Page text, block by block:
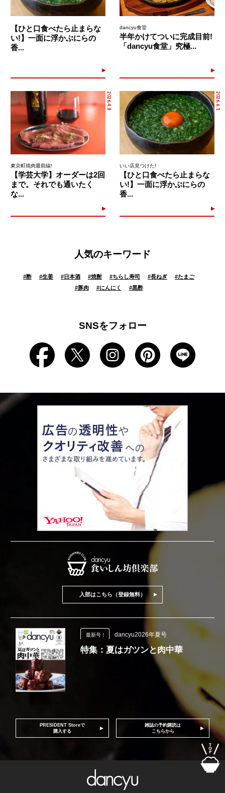
【ひと口食べたら止まらな
い!】一面に浮かぶにらの
香...
dancyu食堂
半年かけてついに完成目前!
「dancyu食堂」究極...
2026.4.8
東京町焼肉最前線!
【学芸大学】オーダーは2回
まで。それでも通いたく
な...
2026.6.1
いい店見つけた!
【ひと口食べたら止まらな
い!】一面に浮かぶにらの
香...
人気のキーワード
#酢 #生姜 # 日本酒 #焼酎 #ちらし寿司 #長ねぎ #たまご
#豚肉 #にんにく #黒酢
SNSをフォロー
入部はこちら（登録無料）
最新号！ dancyu2026年夏号
特集：夏はガツンと肉中華
PRESIDENT Storeで
購入する
雑誌の予約購読は
こちらから